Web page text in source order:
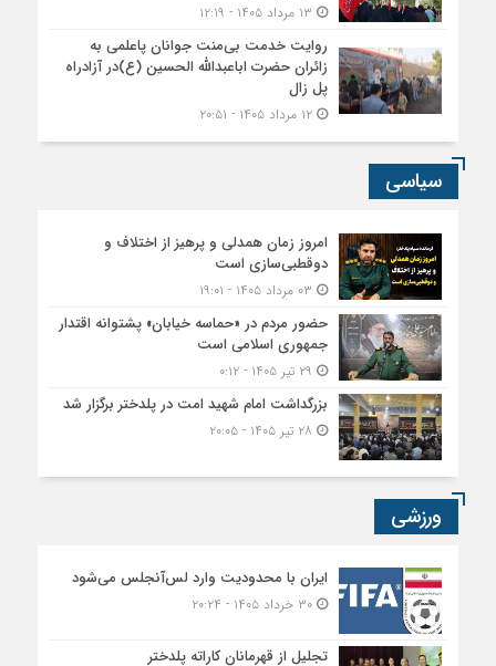
روایت خدمت بی‌منت جوانان پاعلمی به
زائران حضرت اباعبدالله الحسین (ع)در آزادراه
پل زال
۱۲ مرداد ۱۴۰۵ - ۲۰:۵۱
سیاسی
امروز زمان همدلی و پرهیز از اختلاف و
دوقطبی‌سازی است
حضور مردم در «حماسه خیابان» پشتوانه اقتدار
جمهوری اسلامی است
بزرگداشت امام شهید امت در پلدختر برگزار شد
ورزشی
ایران با محدودیت وارد لس‌آنجلس می‌شود
۳۰ خرداد ۱۴۰۵ - ۲۰:۲۴
تجلیل از قهرمانان کاراته پلدختر